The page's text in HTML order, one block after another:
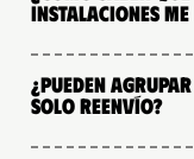
instalaciones me
¿Pueden
solo reenvío?